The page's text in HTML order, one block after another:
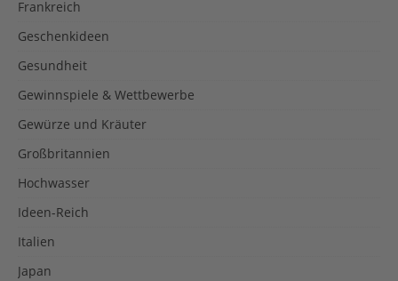
Frankreich
Geschenkideen
Gesundheit
Gewinnspiele & Wettbewerbe
Gewürze und Kräuter
Großbritannien
Hochwasser
Ideen-Reich
Italien
Japan